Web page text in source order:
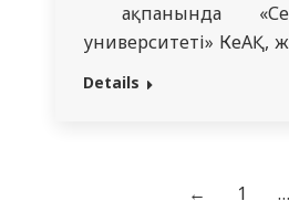
ақпанында
университеті» КеАҚ,
пәндер кафедрасы
оқуға деген
Details
← 1 …